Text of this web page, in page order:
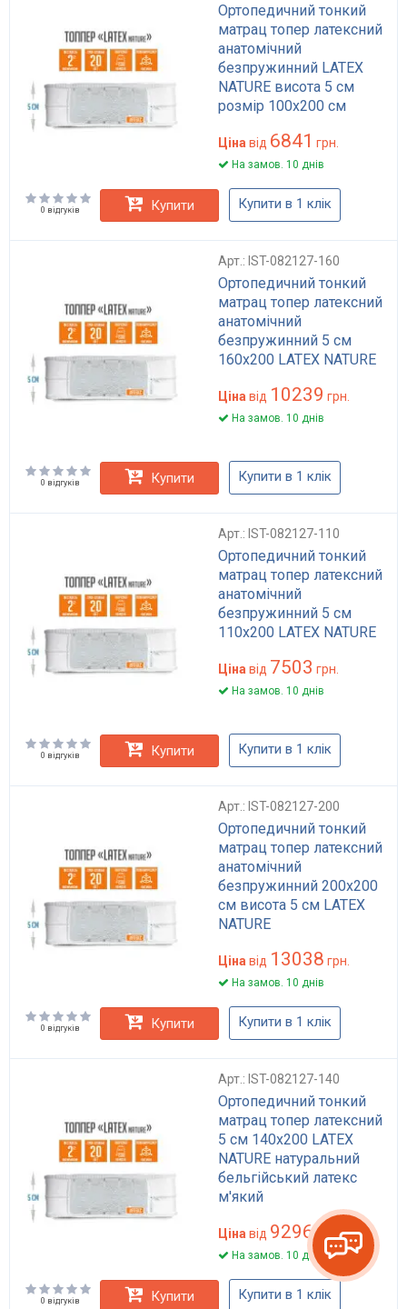
Ортопедичний тонкий
матрац топер латексний
анатомічний
безпружинний LATEX
NATURE висота 5 см
розмір 100x200 см
Ціна від 6841 грн.
На замов. 10 днів
0 відгуків Купити Купити в 1 клік
Арт.: IST-082127-160
Ортопедичний тонкий
матрац топер латексний
анатомічний
безпружинний 5 см
160x200 LATEX NATURE
Ціна від 10239 грн.
На замов. 10 днів
0 відгуків Купити Купити в 1 клік
Арт.: IST-082127-110
Ортопедичний тонкий
матрац топер латексний
анатомічний
безпружинний 5 см
110x200 LATEX NATURE
Ціна від 7503 грн.
На замов. 10 днів
0 відгуків Купити Купити в 1 клік
Арт.: IST-082127-200
Ортопедичний тонкий
матрац топер латексний
анатомічний
безпружинний 200x200
см висота 5 см LATEX
NATURE
Ціна від 13038 грн.
На замов. 10 днів
0 відгуків Купити Купити в 1 клік
Арт.: IST-082127-140
Ортопедичний тонкий
матрац топер латексний
5 см 140x200 LATEX
NATURE натуральний
бельгійський латекс
м'який
Ціна від 9296грн.
На замов. 10 днів
0 відгуків Купити Купити в 1 клік